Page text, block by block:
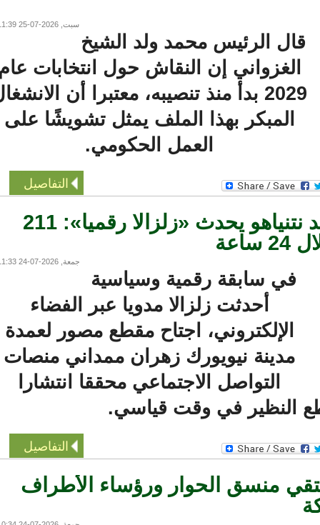
سبت, 2026-07-25 11:39
الرئيس محمد ولد الشيخ
الغزواني إن النقاش حول انتخابات عام
2029 بدأ منذ تنصيبه، معتبرا أن الانشغال
المبكر بهذا الملف يمثل تشويشًا على
العمل الحكومي.
التفاصيل
خطاب ممداني ضد نتنياهو يحدث «زلزالا رقميا»: 211
جمعة, 2026-07-24 11:33
في سابقة رقمية وسياسية
أحدثت زلزالا مدويا عبر الفضاء
الإلكتروني، اجتاح مقطع مصور لعمدة
مدينة نيويورك زهران ممداني منصات
التواصل الاجتماعي محققا انتشارا
النظير في وقت قياسي.
التفاصيل
منسق الحوار ورؤساء الأطراف